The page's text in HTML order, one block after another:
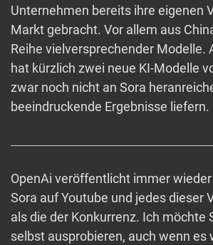
Unternehmen bereits ihre eigenen
Markt gebracht. Vor allem aus
Reihe vielversprechender Modelle.
hat kürzlich zwei neue KI-Modelle
zwar noch nicht an Sora
beeindruckende Ergebnisse liefern.
OpenAi veröffentlicht immer
Sora auf Youtube und jedes dieser
als die der Konkurrenz. Ich möchte
selbst ausprobieren, auch wenn es